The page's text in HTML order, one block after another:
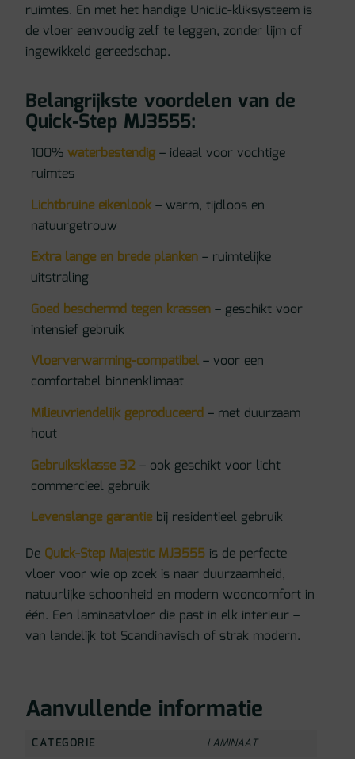
ruimtes. En met het handige Uniclic-kliksysteem is
de vloer eenvoudig zelf te leggen, zonder lijm of
ingewikkeld gereedschap.
Belangrijkste voordelen van de
Quick‑Step MJ3555:
100%waterbestendig – ideaal voor vochtige
ruimtes
Lichtbruine eikenlook – warm, tijdloos en
natuurgetrouw
Extra lange en brede planken – ruimtelijke
uitstraling
Goed beschermd tegen krassen – geschikt voor
intensief gebruik
Vloerverwarming-compatibel – voor een
comfortabel binnenklimaat
Milieuvriendelijk geproduceerd – met duurzaam
hout
Gebruiksklasse 32 – ook geschikt voor licht
commercieel gebruik
Levenslange garantiebij residentieel gebruik
De Quick-Step Majestic MJ3555 is de perfecte
vloer voor wie op zoek is naar duurzaamheid,
natuurlijke schoonheid en modern wooncomfort in
één. Een laminaatvloer die past in elk interieur –
van landelijk tot Scandinavisch of strak modern.
Aanvullende informatie
CATEGORIE
LAMINAAT